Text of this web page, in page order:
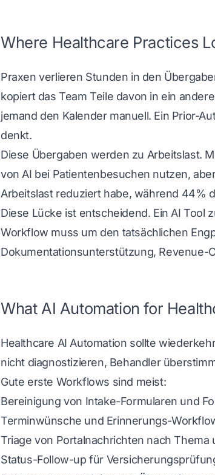
Where Healthcare Practices
Praxen verlieren Stunden in den
kopiert das Team Teile davon in ein
jemand den Kalender manuell. Ein Prior-
denkt.
Diese Übergaben werden zu Arbeitslast.
von AI bei Patientenbesuchen nutzen,
Arbeitslast reduziert habe, während 44%
Diese Lücke ist entscheidend. Ein AI Tool
Workflow muss um den tatsächlichen
Dokumentationsunterstützung, Revenue-
What AI Automation for
Healthcare AI Automation sollte
nicht diagnostizieren, Behandler
Gute erste Workflows sind meist:
Bereinigung von Intake-Formularen und
Terminwünsche und Erinnerungs-
Triage von Portalnachrichten nach Thema
Status-Follow-up für